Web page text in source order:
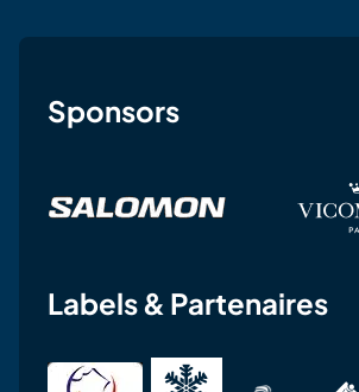
Sponsors
Labels & Partenaires